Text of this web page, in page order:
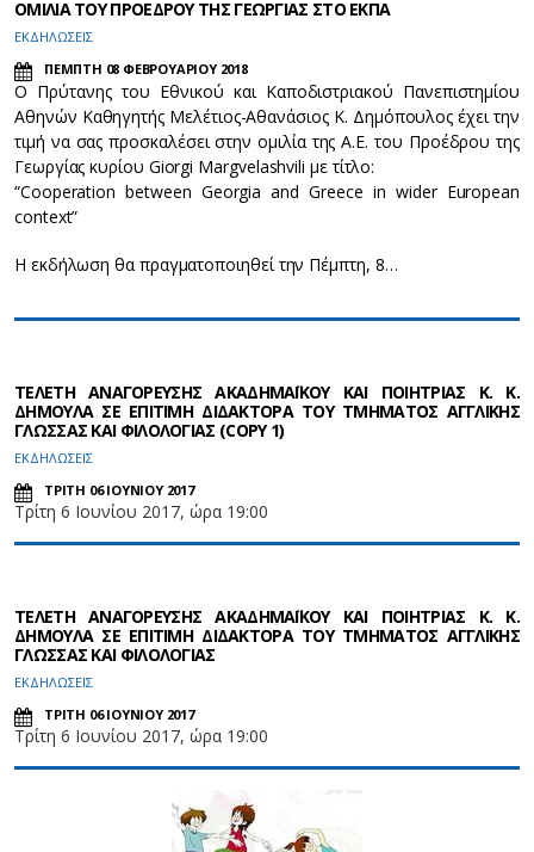
ΟΜΙΛΙΑ ΤΟΥ ΠΡΟΕΔΡΟΥ ΤΗΣ ΓΕΩΡΓΙΑΣ ΣΤΟ ΕΚΠΑ
ΕΚΔΗΛΩΣΕΙΣ
ΠΕΜΠΤΗ 08 ΦΕΒΡΟΥΑΡΙΟΥ 2018
Ο Πρύτανης του Εθνικού και Καποδιστριακού Πανεπιστημίου
Αθηνών Καθηγητής Μελέτιος-Αθανάσιος Κ. Δημόπουλος έχει την
τιμή να σας προσκαλέσει στην ομιλία της Α.Ε. του Προέδρου της
Γεωργίας κυρίου Giorgi Margvelashvili με τίτλο:
“Cooperation between Georgia and Greece in wider European
context”
Η εκδήλωση θα πραγματοποιηθεί την Πέμπτη, 8…
ΤΕΛΕΤΗ ΑΝΑΓΟΡΕΥΣΗΣ ΑΚΑΔΗΜΑΪΚΟΥ ΚΑΙ ΠΟΙΗΤΡΙΑΣ Κ. Κ.
ΔΗΜΟΥΛΑ ΣΕ ΕΠΙΤΙΜΗ ΔΙΔΑΚΤΟΡΑ ΤΟΥ ΤΜΗΜΑΤΟΣ ΑΓΓΛΙΚΗΣ
ΓΛΩΣΣΑΣ ΚΑΙ ΦΙΛΟΛΟΓΙΑΣ (COPY 1)
ΕΚΔΗΛΩΣΕΙΣ
ΤΡΙΤΗ 06 ΙΟΥΝΙΟΥ 2017
Τρίτη 6 Ιουνίου 2017, ώρα 19:00
ΤΕΛΕΤΗ ΑΝΑΓΟΡΕΥΣΗΣ ΑΚΑΔΗΜΑΪΚΟΥ ΚΑΙ ΠΟΙΗΤΡΙΑΣ Κ. Κ.
ΔΗΜΟΥΛΑ ΣΕ ΕΠΙΤΙΜΗ ΔΙΔΑΚΤΟΡΑ ΤΟΥ ΤΜΗΜΑΤΟΣ ΑΓΓΛΙΚΗΣ
ΓΛΩΣΣΑΣ ΚΑΙ ΦΙΛΟΛΟΓΙΑΣ
ΕΚΔΗΛΩΣΕΙΣ
ΤΡΙΤΗ 06 ΙΟΥΝΙΟΥ 2017
Τρίτη 6 Ιουνίου 2017, ώρα 19:00